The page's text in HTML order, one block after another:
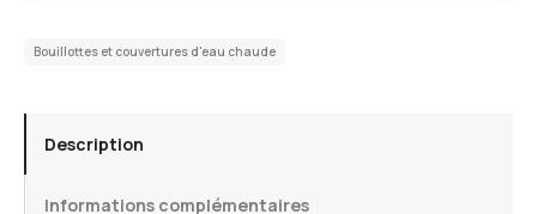
Bouillottes et couvertures d'eau chaude
Description
Informations complémentaires